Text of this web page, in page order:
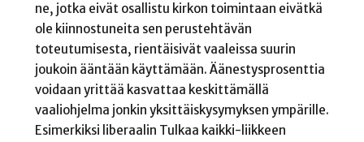
ne, jotka eivät osallistu kirkon toimintaan eivätkä
ole kiinnostuneita sen perustehtävän
toteutumisesta, rientäisivät vaaleissa suurin
joukoin ääntään käyttämään. Äänestysprosenttia
voidaan yrittää kasvattaa keskittämällä
vaaliohjelma jonkin yksittäiskysymyksen ympärille.
Esimerkiksi liberaalin Tulkaa kaikki-liikkeen